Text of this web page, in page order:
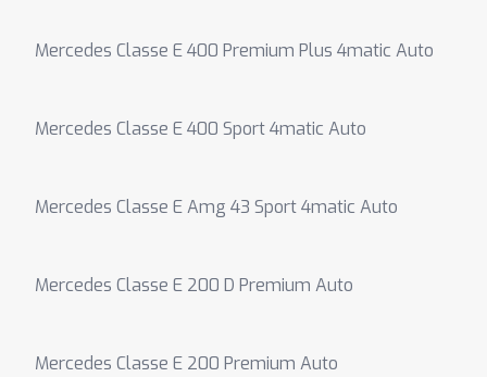
Mercedes Classe E 400 Premium Plus 4matic Auto
Mercedes Classe E 400 Sport 4matic Auto
Mercedes Classe E Amg 43 Sport 4matic Auto
Mercedes Classe E 200 D Premium Auto
Mercedes Classe E 200 Premium Auto